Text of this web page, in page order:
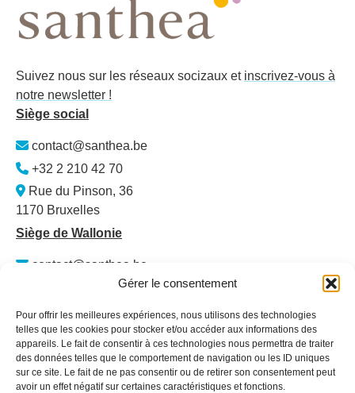
Gérer le consentement
Pour offrir les meilleures expériences, nous utilisons des technologies
telles que les cookies pour stocker et/ou accéder aux informations des
appareils. Le fait de consentir à ces technologies nous permettra de traiter
des données telles que le comportement de navigation ou les ID uniques
sur ce site. Le fait de ne pas consentir ou de retirer son consentement peut
avoir un effet négatif sur certaines caractéristiques et fonctions.
Suivez nous sur les réseaux socizaux et inscrivez-vous à
notre newsletter !
Siège social
contact@santhea.be
+32 2 210 42 70
Rue du Pinson, 36
1170 Bruxelles
Siège de Wallonie
contact@santhea.be
Namur Office Park
5101 Loyers
Plan du site
Qui sommes-nous ?